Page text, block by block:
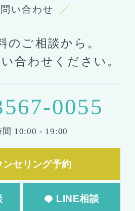
い合わせ
のご相談から。
合わせください。
0055
間 10:00 - 19:00
ンセリング予約
LINE相談